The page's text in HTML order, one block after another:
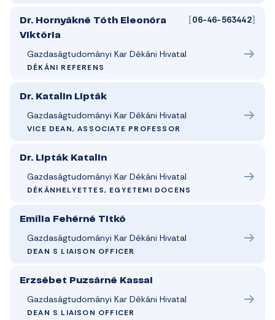
Dr. Hornyákné Tóth Eleonóra
Viktória
[06-46-563442]
Gazdaságtudományi Kar Dékáni Hivatal
DÉKÁNI REFERENS
Dr. Katalin Lipták
Gazdaságtudományi Kar Dékáni Hivatal
VICE DEAN, ASSOCIATE PROFESSOR
Dr. Lipták Katalin
Gazdaságtudományi Kar Dékáni Hivatal
DÉKÁNHELYETTES, EGYETEMI DOCENS
Emília Fehérné Titkó
Gazdaságtudományi Kar Dékáni Hivatal
DEAN S LIAISON OFFICER
Erzsébet Puzsárné Kassai
Gazdaságtudományi Kar Dékáni Hivatal
DEAN S LIAISON OFFICER